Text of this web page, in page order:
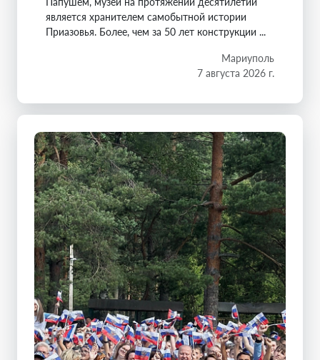
является хранителем самобытной истории
Приазовья. Более, чем за 50 лет конструкции ...
Мариуполь
7 августа 2026 г.